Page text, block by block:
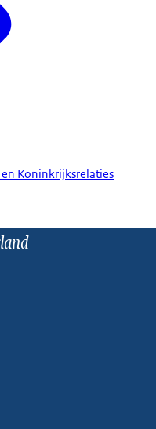
Koninkrijksrelaties